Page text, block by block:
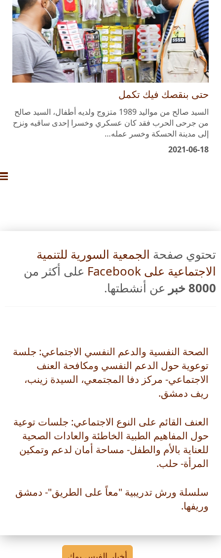
حتى بنقصك فيك تكمل
إلى مدينة الحسكة وخسر عمله…
2021-06-18
الاجتماعية على Facebook
على أكثر من
8000 خبر
عن أنشطتها.
توعوية حول الدعم النفسي ومكافحة العنف
الاجتماعي- مركز دفا المجتمعي، السيدة زينب،
ريف دمشق.
العنف القائم على النوع الاجتماعي: جلسات توعية
حول المفاهيم الطبية الخاطئة والعادات الصحية
للعناية بالأم والطفل- مساحة أمان لدعم وتمكين
المرأة- حلب.
سلسلة ورش تدريبية "معاً على الطريق"- دمشق
وريفها.
أخبار الفيس بوك